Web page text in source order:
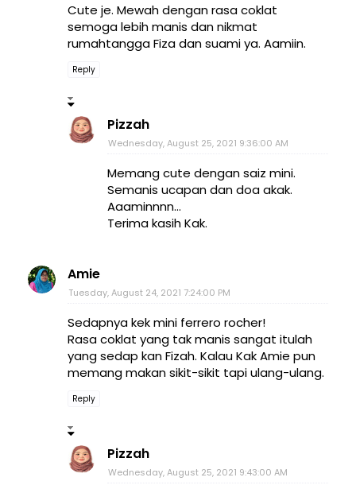
Cute je. Mewah dengan rasa coklat
semoga lebih manis dan nikmat
rumahtangga Fiza dan suami ya. Aamiin.
Reply
Pizzah
Wednesday, August 25, 2021 9:36:00 AM
Memang cute dengan saiz mini.
Semanis ucapan dan doa akak.
Aaaminnnn...
Terima kasih Kak.
Amie
Tuesday, August 24, 2021 7:24:00 PM
Sedapnya kek mini ferrero rocher!
Rasa coklat yang tak manis sangat itulah
yang sedap kan Fizah. Kalau Kak Amie pun
memang makan sikit-sikit tapi ulang-ulang.
Reply
Pizzah
Wednesday, August 25, 2021 9:43:00 AM